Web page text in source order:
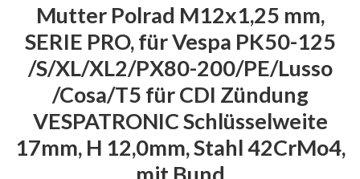
Mutter Polrad M12x1,25 mm,
SERIE PRO, für Vespa PK50-125
/S/XL/XL2/PX80-200/PE/Lusso
/Cosa/T5 für CDI Zündung
VESPATRONIC Schlüsselweite
17mm, H 12,0mm, Stahl 42CrMo4,
mit Bund